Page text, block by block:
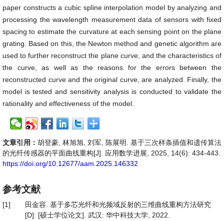
paper constructs a cubic spline interpolation model by analyzing and
processing the wavelength measurement data of sensors with fixed
spacing to estimate the curvature at each sensing point on the plane
grating. Based on this, the Newton method and genetic algorithm are
used to further reconstruct the plane curve, and the characteristics of
the curve, as well as the reasons for the errors between the
reconstructed curve and the original curve, are analyzed. Finally, the
model is tested and sensitivity analysis is conducted to validate the
rationality and effectiveness of the model.
文章引用： 胡登豪, 林旭旭, 刘军, 陈展明. 基于三次样条插值和遗传算法
的光纤传感器的平面曲线重构[J]. 应用数学进展, 2025, 14(6): 434-443.
https://doi.org/10.12677/aam.2025.146332
参考文献
[1]
田金容. 基于多芯光纤和光频域反射的三维曲线重构方法研究
[D]: [硕士学位论文]. 武汉: 华中科技大学, 2022.